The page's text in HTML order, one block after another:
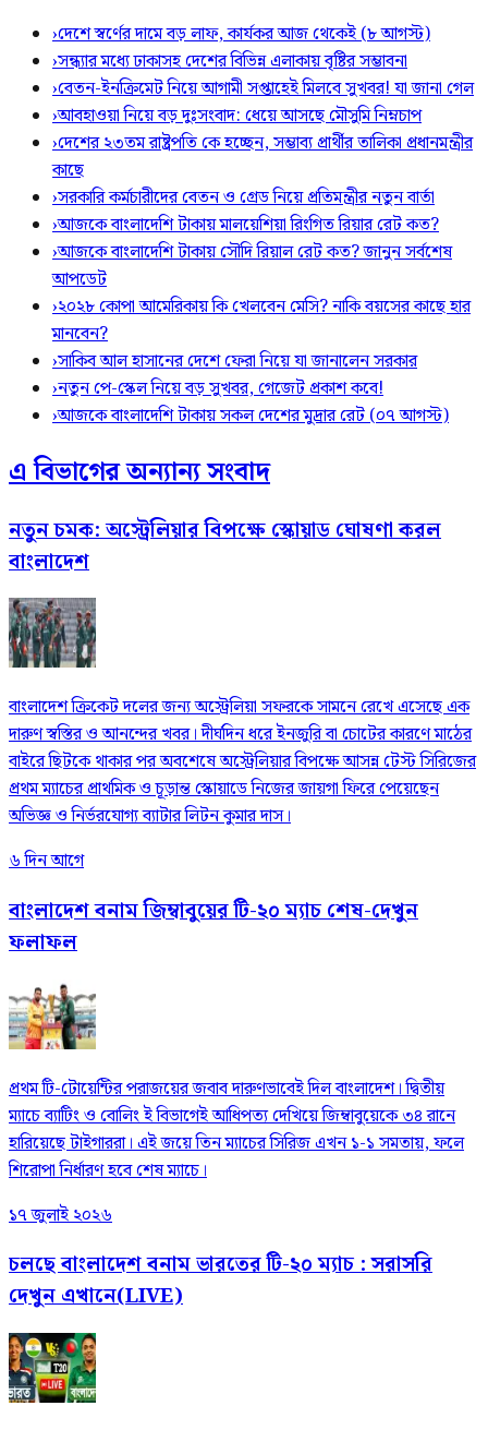
›দেশে স্বর্ণের দামে বড় লাফ, কার্যকর আজ থেকেই (৮ আগস্ট)
›সন্ধ্যার মধ্যে ঢাকাসহ দেশের বিভিন্ন এলাকায় বৃষ্টির সম্ভাবনা
›বেতন-ইনক্রিমেট নিয়ে আগামী সপ্তাহেই মিলবে সুখবর! যা জানা গেল
›আবহাওয়া নিয়ে বড় দুঃসংবাদ: ধেয়ে আসছে মৌসুমি নিম্নচাপ
›দেশের ২৩তম রাষ্ট্রপতি কে হচ্ছেন, সম্ভাব্য প্রার্থীর তালিকা প্রধানমন্ত্রীর
কাছে
›সরকারি কর্মচারীদের বেতন ও গ্রেড নিয়ে প্রতিমন্ত্রীর নতুন বার্তা
›আজকে বাংলাদেশি টাকায় মালয়েশিয়া রিংগিত রিয়ার রেট কত?
›আজকে বাংলাদেশি টাকায় সৌদি রিয়াল রেট কত? জানুন সর্বশেষ
আপডেট
›২০২৮ কোপা আমেরিকায় কি খেলবেন মেসি? নাকি বয়সের কাছে হার
মানবেন?
›সাকিব আল হাসানের দেশে ফেরা নিয়ে যা জানালেন সরকার
›নতুন পে-স্কেল নিয়ে বড় সুখবর, গেজেট প্রকাশ কবে!
›আজকে বাংলাদেশি টাকায় সকল দেশের মুদ্রার রেট (০৭ আগস্ট)
এ বিভাগের অন্যান্য সংবাদ
নতুন চমক: অস্ট্রেলিয়ার বিপক্ষে স্কোয়াড ঘোষণা করল
বাংলাদেশ
বাংলাদেশ ক্রিকেট দলের জন্য অস্ট্রেলিয়া সফরকে সামনে রেখে এসেছে এক
দারুণ স্বস্তির ও আনন্দের খবর। দীর্ঘদিন ধরে ইনজুরি বা চোটের কারণে মাঠের
বাইরে ছিটকে থাকার পর অবশেষে অস্ট্রেলিয়ার বিপক্ষে আসন্ন টেস্ট সিরিজের
প্রথম ম্যাচের প্রাথমিক ও চূড়ান্ত স্কোয়াডে নিজের জায়গা ফিরে পেয়েছেন
অভিজ্ঞ ও নির্ভরযোগ্য ব্যাটার লিটন কুমার দাস।
৬ দিন আগে
বাংলাদেশ বনাম জিম্বাবুয়ের টি-২০ ম্যাচ শেষ-দেখুন
ফলাফল
প্রথম টি-টোয়েন্টির পরাজয়ের জবাব দারুণভাবেই দিল বাংলাদেশ। দ্বিতীয়
ম্যাচে ব্যাটিং ও বোলিং ই বিভাগেই আধিপত্য দেখিয়ে জিম্বাবুয়েকে ৩৪ রানে
হারিয়েছে টাইগাররা। এই জয়ে তিন ম্যাচের সিরিজ এখন ১-১ সমতায়, ফলে
শিরোপা নির্ধারণ হবে শেষ ম্যাচে।
১৭ জুলাই ২০২৬
চলছে বাংলাদেশ বনাম ভারতের টি-২০ ম্যাচ : সরাসরি
দেখুন এখানে(LIVE)